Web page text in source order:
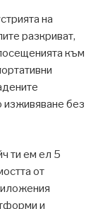
на
разкриват,
към
без
ти ем ел 5
от
и